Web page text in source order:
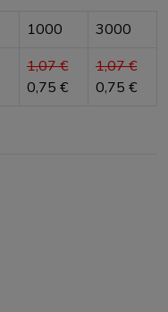
1000
3000
1,07 €
0,75 €
1,07 €
0,75 €